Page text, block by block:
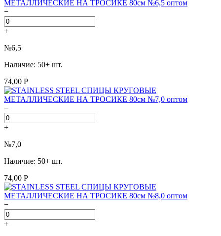
−
+
№6,5
Наличие: 50+ шт.
74,00 Р
−
+
№7,0
Наличие: 50+ шт.
74,00 Р
−
+